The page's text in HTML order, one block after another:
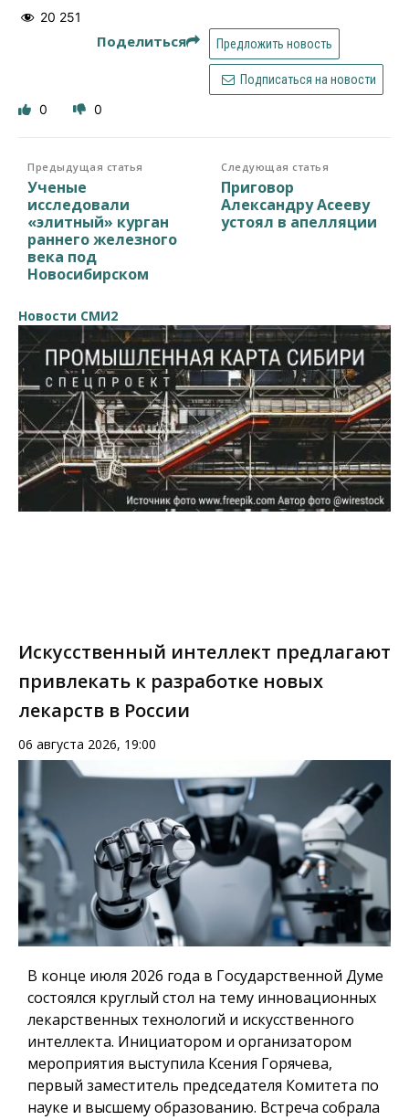
20 251
Поделиться Предложить новость
Подписаться на новости
0 0
Предыдущая статья
Ученые
исследовали
«элитный» курган
раннего железного
века под
Новосибирском
Следующая статья
Приговор
Александру Асееву
устоял в апелляции
Новости СМИ2
Искусственный интеллект предлагают
привлекать к разработке новых
лекарств в России
06 августа 2026, 19:00
В конце июля 2026 года в Государственной Думе
состоялся круглый стол на тему инновационных
лекарственных технологий и искусственного
интеллекта. Инициатором и организатором
мероприятия выступила Ксения Горячева,
первый заместитель председателя Комитета по
науке и высшему образованию. Встреча собрала